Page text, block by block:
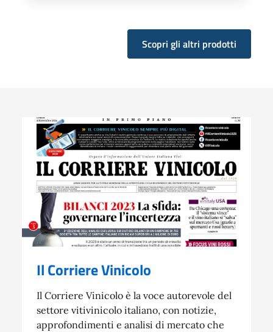
Scopri gli altri prodotti
Il Corriere Vinicolo
Il Corriere Vinicolo è la voce autorevole del
settore vitivinicolo italiano, con notizie,
approfondimenti e analisi di mercato che